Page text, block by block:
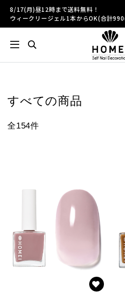
8/17(月)昼12時まで送料無料！
ウィークリージェル1本からOK(合計
すべての商品
全154件